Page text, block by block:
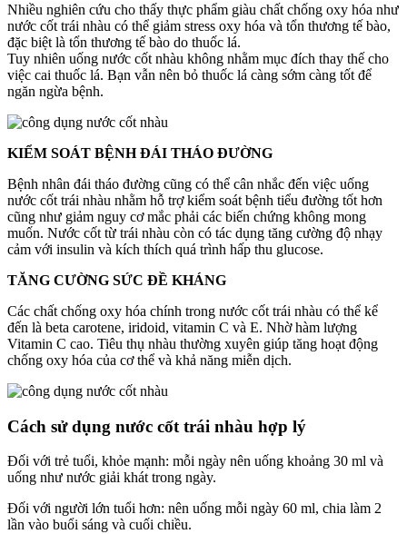
Nhiều nghiên cứu cho thấy thực phẩm giàu chất chống oxy hóa như
nước cốt trái nhàu có thể giảm stress oxy hóa và tổn thương tế bào,
đặc biệt là tổn thương tế bào do thuốc lá.
Tuy nhiên uống nước cốt nhàu không nhằm mục đích thay thế cho
việc cai thuốc lá. Bạn vẫn nên bỏ thuốc lá càng sớm càng tốt để
ngăn ngừa bệnh.
KIỂM SOÁT BỆNH ĐÁI THÁO ĐƯỜNG
Bệnh nhân đái tháo đường cũng có thể cân nhắc đến việc uống
nước cốt trái nhàu nhằm hỗ trợ kiểm soát bệnh tiểu đường tốt hơn
cũng như giảm nguy cơ mắc phải các biến chứng không mong
muốn. Nước cốt từ trái nhàu còn có tác dụng tăng cường độ nhạy
cảm với insulin và kích thích quá trình hấp thu glucose.
TĂNG CƯỜNG SỨC ĐỀ KHÁNG
Các chất chống oxy hóa chính trong nước cốt trái nhàu có thể kể
đến là beta carotene, iridoid, vitamin C và E. Nhờ hàm lượng
Vitamin C cao. Tiêu thụ nhàu thường xuyên giúp tăng hoạt động
chống oxy hóa của cơ thể và khả năng miễn dịch.
Cách sử dụng nước cốt trái nhàu hợp lý
Đối với trẻ tuổi, khỏe mạnh: mỗi ngày nên uống khoảng 30 ml và
uống như nước giải khát trong ngày.
Đối với người lớn tuổi hơn: nên uống mỗi ngày 60 ml, chia làm 2
lần vào buổi sáng và cuối chiều.